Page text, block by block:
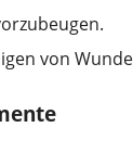
von